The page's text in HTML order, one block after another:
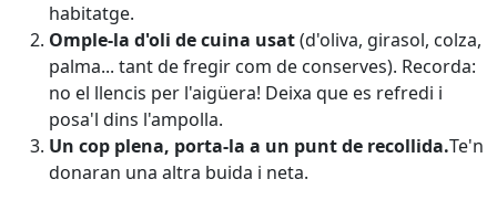
habitatge.
Omple-la d'oli de cuina usat(d'oliva, girasol, colza,
palma... tant de fregir com de conserves). Recorda:
no el llencis per l'aigüera! Deixa que es refredi i
posa'l dins l'ampolla.
Un cop plena, porta-la a un punt de recollida.Te'n
donaran una altra buida i neta.